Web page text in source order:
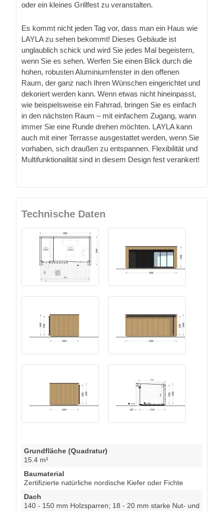
oder ein kleines Grillfest zu veranstalten.
Es kommt nicht jeden Tag vor, dass man ein Haus wie
LAYLA zu sehen bekommt! Dieses Gebäude ist
unglaublich schick und wird Sie jedes Mal begeistern,
wenn Sie es sehen. Werfen Sie einen Blick durch die
hohen, robusten Aluminiumfenster in den offenen
Raum, der ganz nach Ihren Wünschen eingerichtet und
dekoriert werden kann. Wenn etwas nicht hineinpasst,
wie beispielsweise ein Fahrrad, bringen Sie es einfach
in den nächsten Raum – mit einfachem Zugang, wann
immer Sie eine Runde drehen möchten. LAYLA kann
auch mit einer Terrasse ausgestattet werden, wenn Sie
vorhaben, sich draußen zu entspannen. Flexibilität und
Multifunktionalität sind in diesem Design fest verankert!
Technische Daten
Grundfläche (Quadratur)
15.4 m²
Baumaterial
Zertifizierte natürliche nordische Kiefer oder Fichte
Dach
140 - 150 mm Holzsparren; 18 - 20 mm starke Nut- und